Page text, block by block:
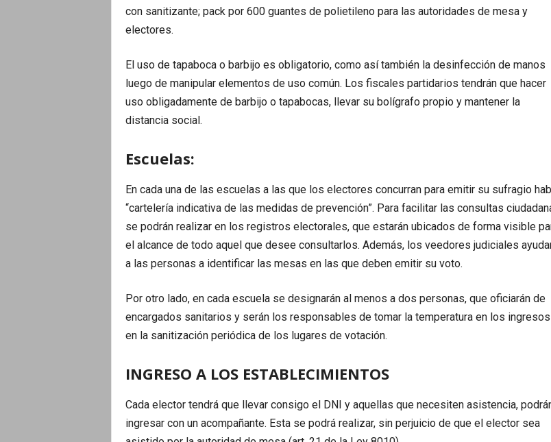
con sanitizante; pack por 600 guantes de polietileno para las autoridades de mesa y
electores.
El uso de tapaboca o barbijo es obligatorio, como así también la desinfección de manos
luego de manipular elementos de uso común. Los fiscales partidarios tendrán que hacer
uso obligadamente de barbijo o tapabocas, llevar su bolígrafo propio y mantener la
distancia social.
Escuelas:
En cada una de las escuelas a las que los electores concurran para emitir su sufragio
“cartelería indicativa de las medidas de prevención”. Para facilitar las consultas
se podrán realizar en los registros electorales, que estarán ubicados de forma visible
el alcance de todo aquel que desee consultarlos. Además, los veedores judiciales
a las personas a identificar las mesas en las que deben emitir su voto.
Por otro lado, en cada escuela se designarán al menos a dos personas, que oficiarán de
encargados sanitarios y serán los responsables de tomar la temperatura en los
en la sanitización periódica de los lugares de votación.
INGRESO A LOS ESTABLECIMIENTOS
Cada elector tendrá que llevar consigo el DNI y aquellas que necesiten asistencia,
ingresar con un acompañante. Esta se podrá realizar, sin perjuicio de que el elector sea